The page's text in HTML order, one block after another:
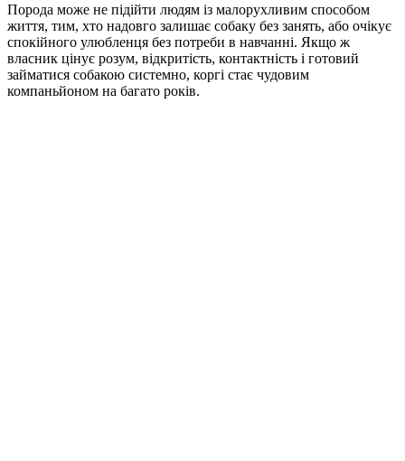
Порода може не підійти людям із малорухливим способом
життя, тим, хто надовго залишає собаку без занять, або очікує
спокійного улюбленця без потреби в навчанні. Якщо ж
власник цінує розум, відкритість, контактність і готовий
займатися собакою системно, коргі стає чудовим
компаньйоном на багато років.